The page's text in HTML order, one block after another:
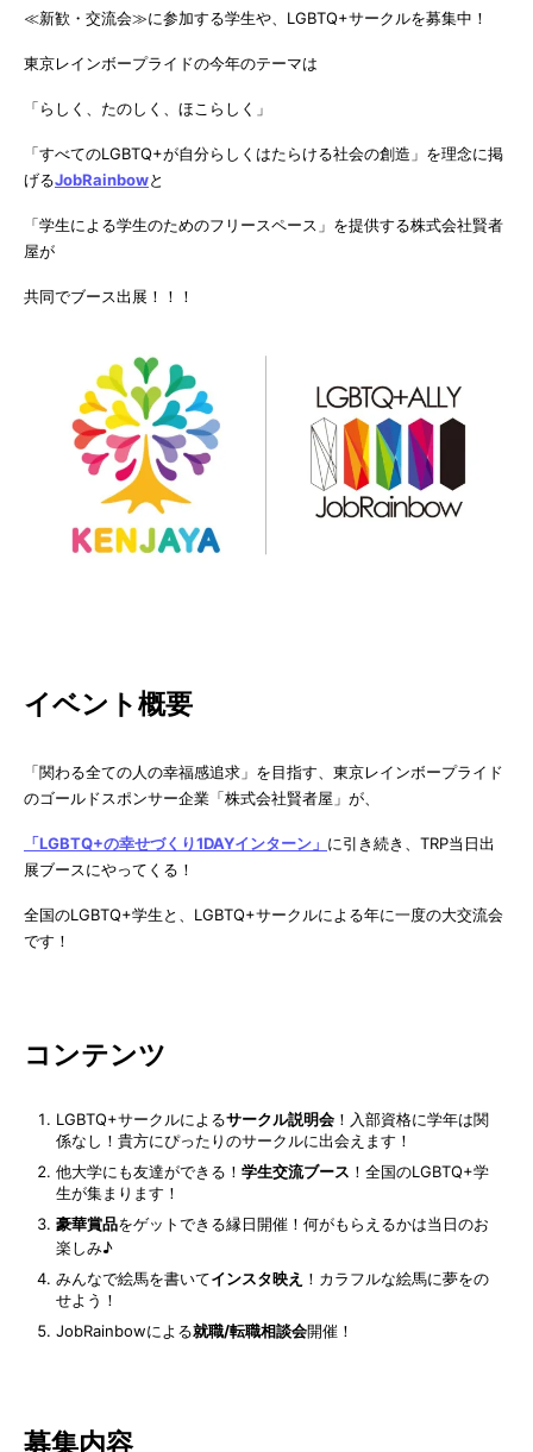
≪新歓・交流会≫に参加する学生や、LGBTQ+サークルを募集中！
東京レインボープライドの今年のテーマは
「らしく、たのしく、ほこらしく」
「すべてのLGBTQ+が自分らしくはたらける社会の創造」を理念に掲
げるJobRainbowと
「学生による学生のためのフリースペース」を提供する株式会社賢者
屋が
共同でブース出展！！！
イベント概要
「関わる全ての人の幸福感追求」を目指す、東京レインボープライド
のゴールドスポンサー企業「株式会社賢者屋」が、
「LGBTQ+の幸せづくり1DAYインターン」 に引き続き、TRP当日出
展ブースにやってくる！
全国のLGBTQ+学生と、LGBTQ+サークルによる年に一度の大交流会
です！
コンテンツ
LGBTQ+サークルによるサークル説明会 ！入部資格に学年は関
係なし！貴方にぴったりのサークルに出会えます！
他大学にも友達ができる！学生交流ブース ！全国のLGBTQ+学
生が集まります！
豪華賞品をゲットできる縁日開催！何がもらえるかは当日のお
楽しみ♪
みんなで絵馬を書いてインスタ映え ！カラフルな絵馬に夢をの
せよう！
JobRainbowによる就職/転職相談会開催！
募集内容